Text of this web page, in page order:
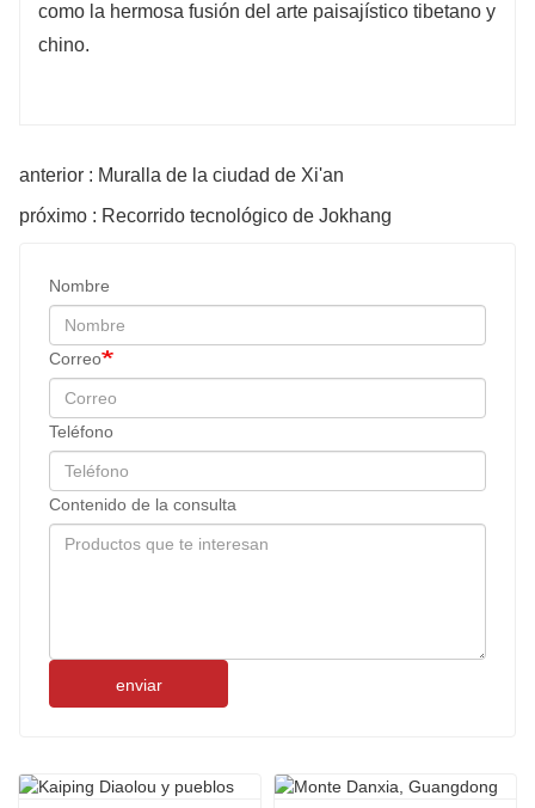
como la hermosa fusión del arte paisajístico tibetano y
chino.
anterior : Muralla de la ciudad de Xi'an
próximo : Recorrido tecnológico de Jokhang
Nombre
Correo
Teléfono
Contenido de la consulta
enviar